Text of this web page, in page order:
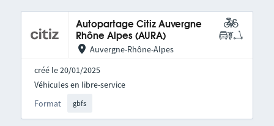
Autopartage Citiz Auvergne
Rhône Alpes (AURA)
Auvergne-Rhône-Alpes
créé le 20/01/2025
Format gbfs
Véhicules en libre-service